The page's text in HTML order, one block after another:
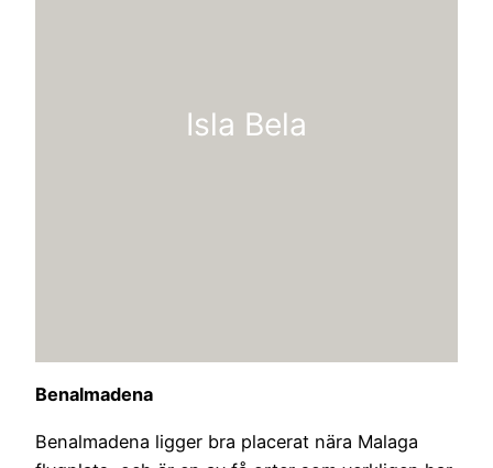
Isla Bela
Benalmadena
Benalmadena ligger bra placerat nära Malaga